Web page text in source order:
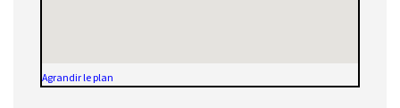
Agrandir le plan